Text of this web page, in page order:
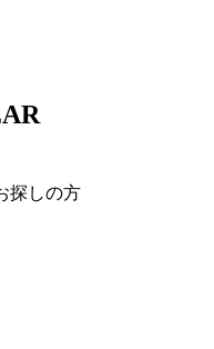
探しの方